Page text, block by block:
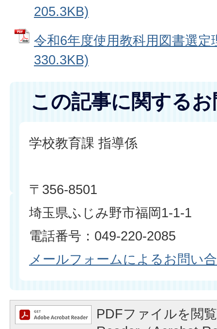
205.3KB)
令和6年度使用教科用図書選
330.3KB)
この記事に関する
学校教育課 指導係
〒356-8501
埼玉県ふじみ野市福岡1-1-1
電話番号：049-220-2085
メールフォームによるお問い
PDFファイルを閲